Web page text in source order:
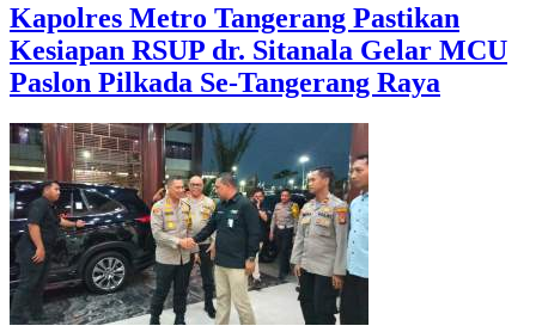
Kapolres Metro Tangerang Pastikan
Kesiapan RSUP dr. Sitanala Gelar MCU
Paslon Pilkada Se-Tangerang Raya